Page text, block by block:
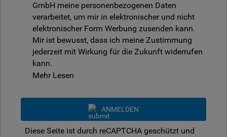
GmbH meine personenbezogenen Daten
verarbeitet, um mir in elektronischer und nicht
elektronischer Form Werbung zusenden kann.
Mir ist bewusst, dass ich meine Zustimmung
jederzeit mit Wirkung für die Zukunft widerrufen
kann.
Mehr Lesen
ANMELDEN
Diese Seite ist durch reCAPTCHA geschützt und